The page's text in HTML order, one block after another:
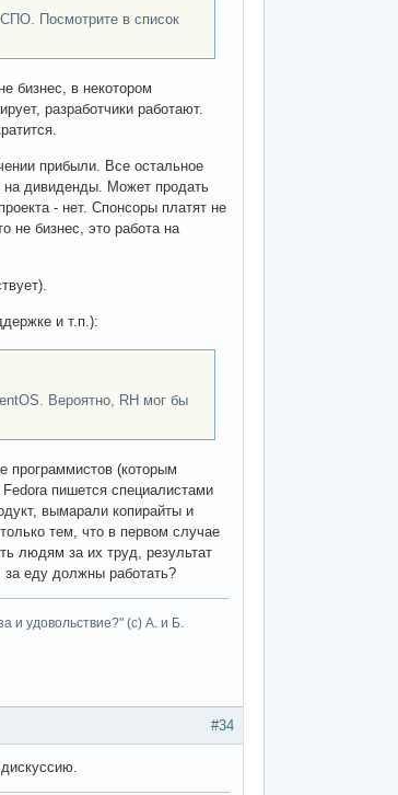
Посмотрите в список
бизнес, в некотором
разработчики работают.
прибыли. Все остальное
на дивиденды. Может продать
- нет. Спонсоры платят не
не бизнес, это работа на
и т.п.):
Вероятно, RH мог бы
программистов (которым
пишется специалистами
вымарали копирайты и
тем, что в первом случае
людям за их труд, результат
за еду должны работать?
и удовольствие?" (с) А. и Б.
#34